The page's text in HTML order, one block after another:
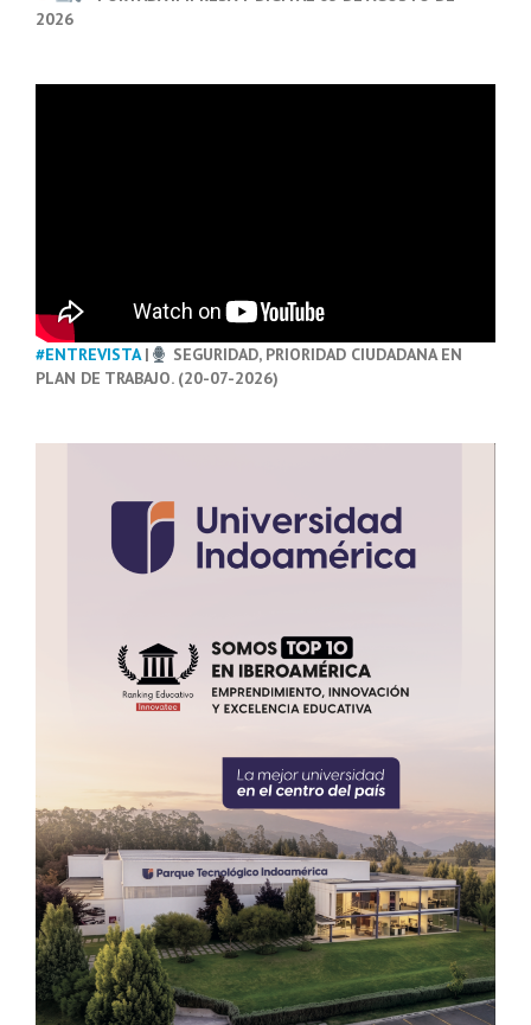
2026
#ENTREVISTA|
SEGURIDAD, PRIORIDAD CIUDADANA EN
PLAN DE TRABAJO. (20-07-2026)